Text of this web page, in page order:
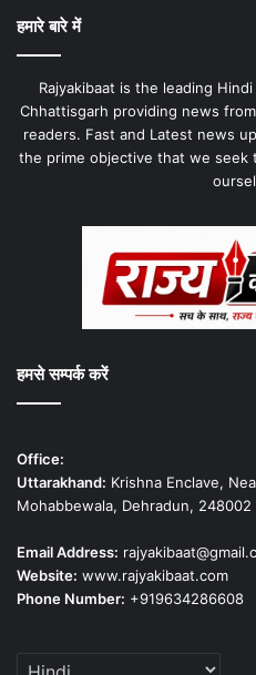
हमारे बारे में
Rajyakibaat is the leading
Chhattisgarh providing news
readers. Fast and Latest news
the prime objective that we seek
हमसे सम्पर्क करें
Office:
Uttarakhand: Krishna Enclave,
Mohabbewala, Dehradun, 248002
Email Address:
Website: www.rajyakibaat.com
Phone Number: +919634286608